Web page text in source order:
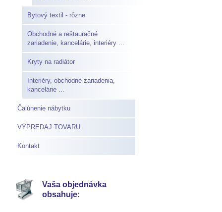
Bytový textil - rôzne
Obchodné a reštauračné
zariadenie, kancelárie, interiéry ...
Kryty na radiátor
Interiéry, obchodné zariadenia,
kancelárie ...
Čalúnenie nábytku
VÝPREDAJ TOVARU
Kontakt
Vaša objednávka
obsahuje: